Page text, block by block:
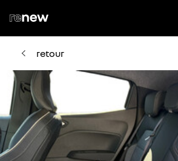
retour